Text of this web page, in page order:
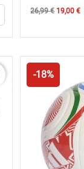
Κανονική
26,99 € Τιμή
19,00 €
-18%